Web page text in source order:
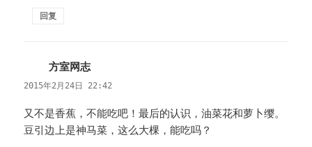
回复
方室网志
道：
2015年2月24日 22:42
又不是香蕉，不能吃吧！最后的认识，油菜花和萝卜缨。
豆引边上是神马菜，这么大棵，能吃吗？